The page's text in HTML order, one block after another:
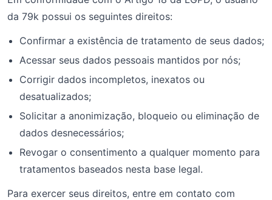
da 79k possui os seguintes direitos:
Confirmar a existência de tratamento de seus dados;
Acessar seus dados pessoais mantidos por nós;
Corrigir dados incompletos, inexatos ou
desatualizados;
Solicitar a anonimização, bloqueio ou eliminação de
dados desnecessários;
Revogar o consentimento a qualquer momento para
tratamentos baseados nesta base legal.
Para exercer seus direitos, entre em contato com